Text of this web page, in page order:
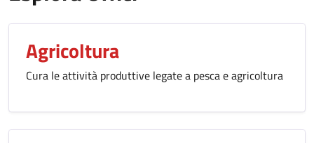
Agricoltura
Cura le attività produttive legate a pesca e agricoltura